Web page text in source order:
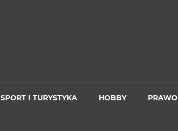
SPORT I TURYSTYKA HOBBY PRAWO